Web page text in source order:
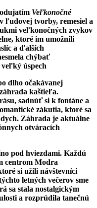
Veľkonočné
ľudovej tvorby, remesiel a
veľkonočných zvykov
ktoré im umožnili
a ďalších
chýbať
úspech
dlho očakávanej
kaštieľa.
sadnúť si k fontáne a
zákutia, ktoré sa
Záhrada je aktuálne
otváracích
pod hviezdami. Každú
centrom Modra
si užili návštevníci
letných večerov sme
sa stala nostalgickým
a rozprúdila tanečnú